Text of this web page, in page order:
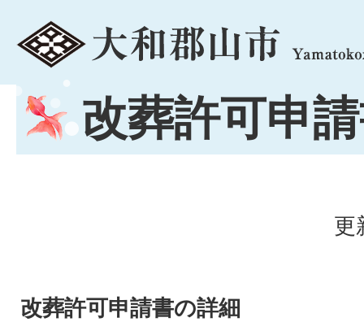
menu
改葬許可申
更
改葬許可申請書の詳細